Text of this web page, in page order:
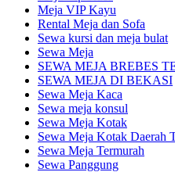
Meja VIP Kayu
Rental Meja dan Sofa
Sewa kursi dan meja bulat
Sewa Meja
SEWA MEJA BREBES
SEWA MEJA DI BEKASI
Sewa Meja Kaca
Sewa meja konsul
Sewa Meja Kotak
Sewa Meja Kotak Daerah
Sewa Meja Termurah
Sewa Panggung